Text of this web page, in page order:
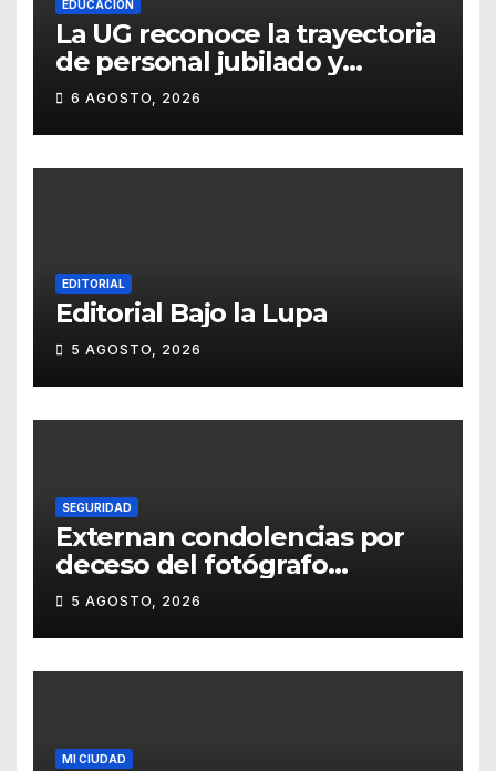
EDUCACIÓN
La UG reconoce la trayectoria
de personal jubilado y
agradece su legado
6 AGOSTO, 2026
EDITORIAL
Editorial Bajo la Lupa
5 AGOSTO, 2026
SEGURIDAD
Externan condolencias por
deceso del fotógrafo
Emmanuel Montero
5 AGOSTO, 2026
MI CIUDAD